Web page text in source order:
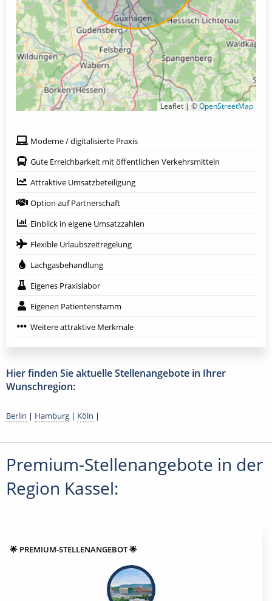
Leaflet | ©OpenStreetMap
Moderne / digitalisierte Praxis
Gute Erreichbarkeit mit öffentlichen Verkehrsmitteln
Attraktive Umsatzbeteiligung
Option auf Partnerschaft
Einblick in eigene Umsatzzahlen
Flexible Urlaubszeitregelung
Lachgasbehandlung
Eigenes Praxislabor
Eigenen Patientenstamm
Weitere attraktive Merkmale
Hier finden Sie aktuelle Stellenangebote in Ihrer
Wunschregion:
Berlin | Hamburg | Köln |
Premium-Stellenangebote in der
Region Kassel:
🌟 PREMIUM-STELLENANGEBOT 🌟